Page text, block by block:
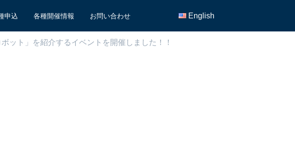
申込 各種開催情報 お問い合わせ English
ット」を紹介するイベントを開催しました！！